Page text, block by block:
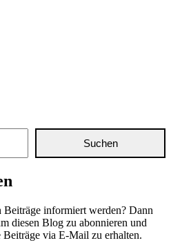
Suchen
Beiträge informiert werden? Dann
diesen Blog zu abonnieren und
via E-Mail zu erhalten.